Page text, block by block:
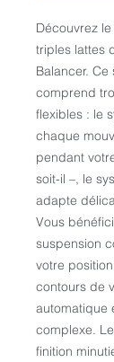
Découvrez
triples lattes
Balancer.
comprend
flexibles : le
chaque
pendant
soit-il –, le
adapte
Vous
suspension
votre
contours de
automatique
complexe.
finition